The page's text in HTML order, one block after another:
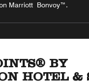
Marriott Bonvoy™.
BY
HOTEL &